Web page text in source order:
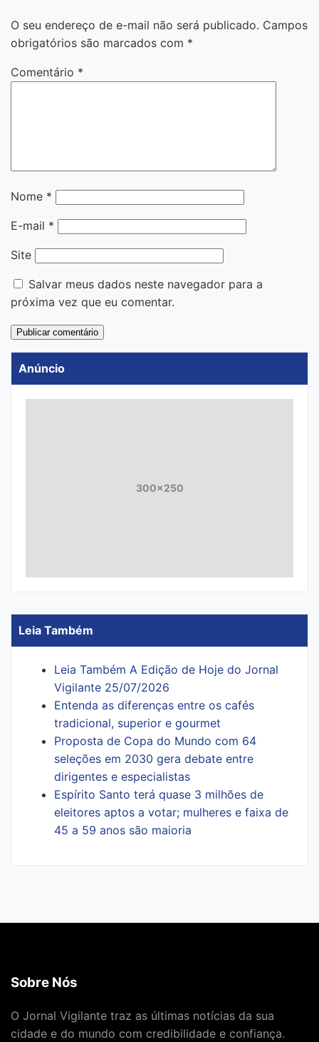
O seu endereço de e-mail não será publicado. Campos
obrigatórios são marcados com *
Comentário *
Nome *
E-mail *
Site
Salvar meus dados neste navegador para a
próxima vez que eu comentar.
Anúncio
300x250
Leia Também
Leia Também A Edição de Hoje do Jornal
Vigilante 25/07/2026
Entenda as diferenças entre os cafés
tradicional, superior e gourmet
Proposta de Copa do Mundo com 64
seleções em 2030 gera debate entre
dirigentes e especialistas
Espírito Santo terá quase 3 milhões de
eleitores aptos a votar; mulheres e faixa de
45 a 59 anos são maioria
Sobre Nós
O Jornal Vigilante traz as últimas notícias da sua
cidade e do mundo com credibilidade e confiança.